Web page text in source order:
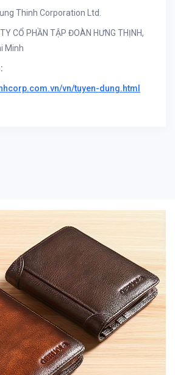
Thinh Corporation Ltd.
CỔ PHẦN TẬP ĐOÀN HƯNG THỊNH,
Minh
vn/tuyen-dung.html